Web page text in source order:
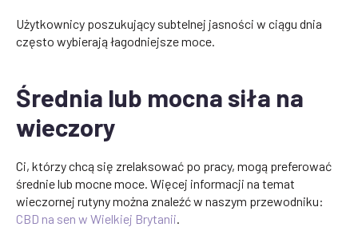
Użytkownicy poszukujący subtelnej jasności w ciągu dnia
często wybierają łagodniejsze moce.
Średnia lub mocna siła na
wieczory
Ci, którzy chcą się zrelaksować po pracy, mogą preferować
średnie lub mocne moce. Więcej informacji na temat
wieczornej rutyny można znaleźć w naszym przewodniku:
CBD na sen w Wielkiej Brytanii.